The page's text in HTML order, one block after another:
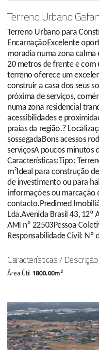
Terreno Urbano
Terreno Urbano para
EncarnaçãoExcelente
moradia numa zona
20 metros de frente e com
terreno oferece um
construir a casa dos seus
próxima de serviços,
numa zona residencial
acessibilidades e
praias da região.?
sossegadaBons acessos
serviçosA poucos minutos
Características:Tipo:
m²Ideal para construção
de investimento ou para
informações ou marcação
contacto.Predimed
Lda.Avenida Brasil 43, 12º
AMI nº 22503Pessoa
Responsabilidade Civil: Nº
Características / Descrição
Área Útil 1800.00m2